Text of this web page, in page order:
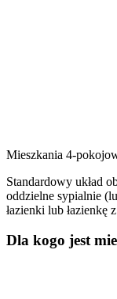
Mieszkania 4-
Standardowy układ
oddzielne sypialnie
łazienki lub łazienkę
Dla kogo jest